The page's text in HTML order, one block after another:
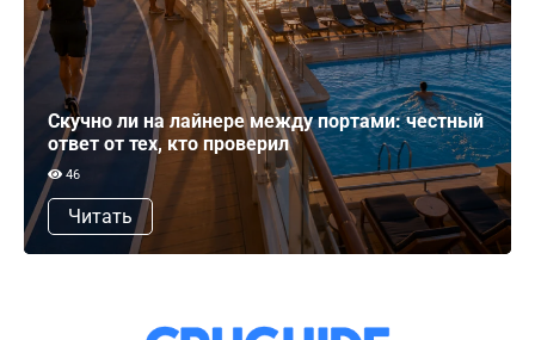
Скучно ли на лайнере между портами: честный
ответ от тех, кто проверил
46
Читать